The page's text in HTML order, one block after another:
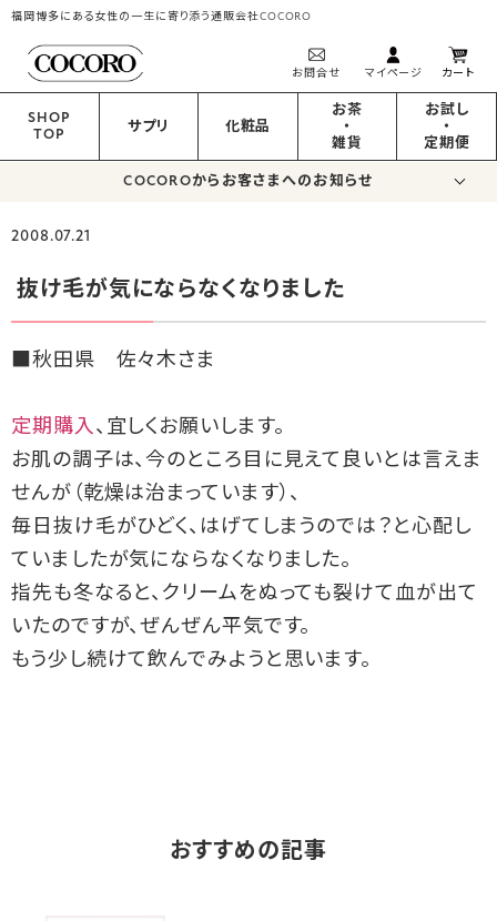
福岡博多にある女性の一生に寄り添う通販会社COCORO
お問合せ マイページ カート
SHOP
TOP
サプリ 化粧品
お茶
・
雑貨
お試し
・
定期便
COCOROからお客さまへのお知らせ
2008.07.21
抜け毛が気にならなくなりました
■秋田県 佐々木さま
定期購入、宜しくお願いします。
お肌の調子は、今のところ目に見えて良いとは言えま
せんが（乾燥は治まっています）、
毎日抜け毛がひどく、はげてしまうのでは？と心配し
ていましたが気にならなくなりました。
指先も冬なると、クリームをぬっても裂けて血が出て
いたのですが、ぜんぜん平気です。
もう少し続けて飲んでみようと思います。
おすすめの記事